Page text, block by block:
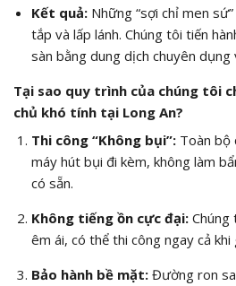
Kết quả:Những “sợi chỉ men
tắp và lấp lánh. Chúng tôi tiến
sàn bằng dung dịch chuyên dụng
Tại sao quy trình của chúng tôi
chủ khó tính tại Long An?
Thi công “Không bụi”:Toàn bộ
máy hút bụi đi kèm, không làm
có sẵn.
Không tiếng ồn cực đại:Chúng
êm ái, có thể thi công ngay cả
Bảo hành bề mặt:Đường ron